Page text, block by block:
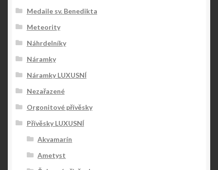
Medaile sv. Benedikta
Meteority
Náhrdelníky
Náramky
Náramky LUXUSNÍ
Nezařazené
Orgonitové přívěsky
Přívěsky LUXUSNÍ
Akvamarín
Ametyst